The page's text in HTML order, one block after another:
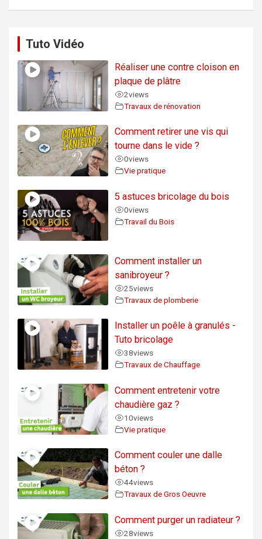
Tuto Vidéo
Réaliser une contre cloison en
plaque de plâtre
2views
Travaux de rénovation
Comment retirer une vis qui
tourne dans le vide ?
0views
Vie pratique
5 astuces bricolage du bois
0views
Travail du Bois
Comment installer un
sanibroyeur ?
25views
Travaux de plomberie
Installer un poêle à granulés -
Tuto bricolage
38views
Travaux de Chauffage
Comment entretenir votre
chaudière gaz ?
10views
Vie pratique
Comment couler une dalle
béton ?
44views
Travaux de Gros Oeuvre
Comment purger un radiateur ?
28views